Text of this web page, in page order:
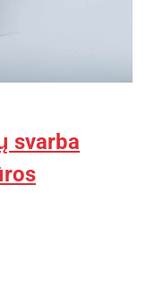
svarba